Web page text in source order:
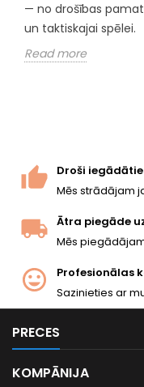
— no drošības
un taktiskajai spēlei.
Read more
Droši
Mēs strādājam
Ātra piegāde
Mēs
Profesionālas
Sazinieties ar
PRECES
KOMPĀNIJA